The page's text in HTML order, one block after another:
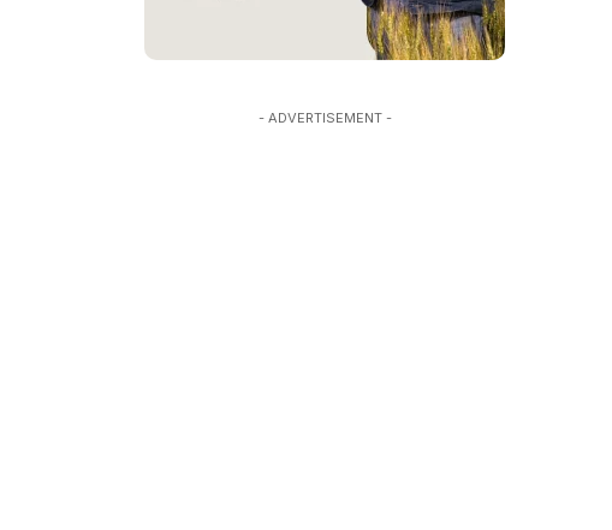
- ADVERTISEMENT -